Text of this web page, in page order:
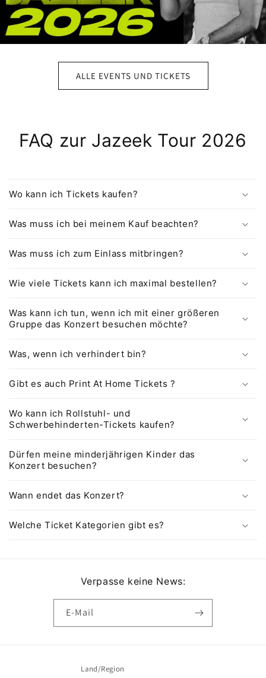
ALLE EVENTS UND TICKETS
FAQ zur Jazeek Tour 2026
Wo kann ich Tickets kaufen?
Was muss ich bei meinem Kauf beachten?
Was muss ich zum Einlass mitbringen?
Wie viele Tickets kann ich maximal bestellen?
Was kann ich tun, wenn ich mit einer größeren
Gruppe das Konzert besuchen möchte?
Was, wenn ich verhindert bin?
Gibt es auch Print At Home Tickets ?
Wo kann ich Rollstuhl- und
Schwerbehinderten-Tickets kaufen?
Dürfen meine minderjährigen Kinder das
Konzert besuchen?
Wann endet das Konzert?
Welche Ticket Kategorien gibt es?
Verpasse keine News:
E-Mail
Land/Region